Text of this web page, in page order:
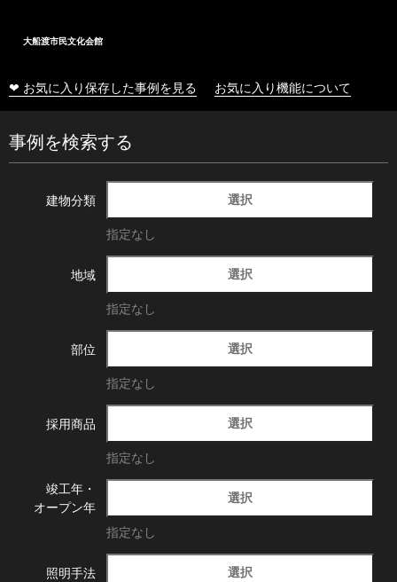
大船渡市民文化会館
❤ お気に入り保存した事例を見る お気に入り機能について
事例を検索する
建物分類 選択
指定なし
地域 選択
指定なし
部位 選択
指定なし
採用商品 選択
指定なし
竣工年・
オープン年
選択
指定なし
照明手法 選択